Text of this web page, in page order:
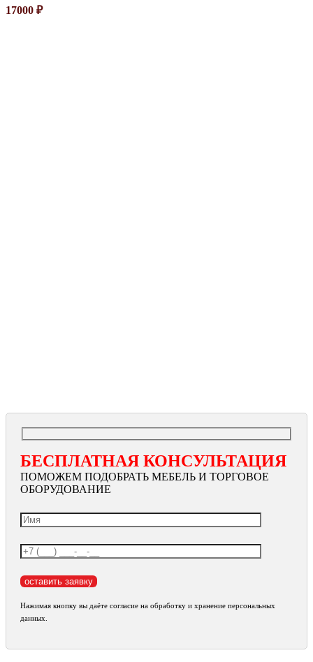
17000 ₽
БЕСПЛАТНАЯ КОНСУЛЬТАЦИЯ
ПОМОЖЕМ ПОДОБРАТЬ МЕБЕЛЬ И ТОРГОВОЕ
ОБОРУДОВАНИЕ
Нажимая кнопку вы даёте согласие на обработку и хранение персональных
данных.